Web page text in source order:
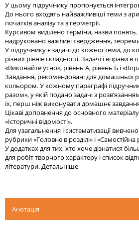
У цьому підручнику пропонується
До нього входять найважливіші теми з
початків аналізу та з геометрії.
Курсивом виділено терміни, назви
надруковано важливі твердження,
У підручнику є задачі до кожної теми, до
різних рівнів складності. Задачі і вправи
«Виконайте усно», рівень А, рівень Б і
Завдання, рекомендовані для домашньої
кольором. У кожному параграфі
разом», у якій подано задачі з
їх, перш ніж виконувати домашнє
Цікаві доповнення до основного
«Історичні відомості».
Для узагальнення і систематизації
рубрики «Головне в розділі» і «Самостійна
У додатках для тих, хто хоче дізнатися
для робіт творчого характеру і список
літератури.Детальніше
Анотація